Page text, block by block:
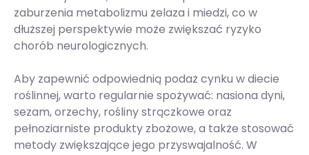
zaburzenia metabolizmu żelaza i miedzi, co w
dłuższej perspektywie może zwiększać ryzyko
chorób neurologicznych.
Aby zapewnić odpowiednią podaż cynku w diecie
roślinnej, warto regularnie spożywać: nasiona dyni,
sezam, orzechy, rośliny strączkowe oraz
pełnoziarniste produkty zbożowe, a także stosować
metody zwiększające jego przyswajalność. W